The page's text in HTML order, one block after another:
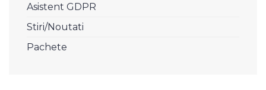
Asistent GDPR
Stiri/Noutati
Pachete